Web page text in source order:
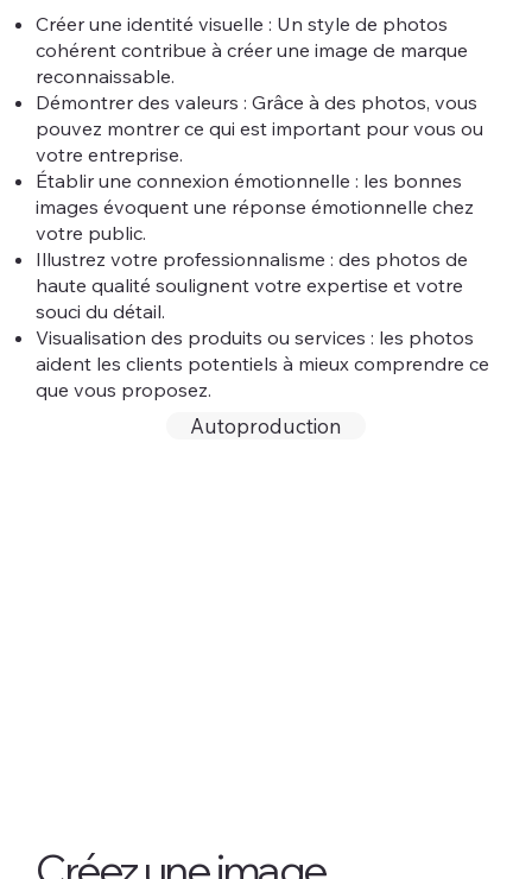
Créer une identité visuelle : Un style de photos
cohérent contribue à créer une image de marque
reconnaissable.
Démontrer des valeurs : Grâce à des photos, vous
pouvez montrer ce qui est important pour vous ou
votre entreprise.
Établir une connexion émotionnelle : les bonnes
images évoquent une réponse émotionnelle chez
votre public.
Illustrez votre professionnalisme : des photos de
haute qualité soulignent votre expertise et votre
souci du détail.
Visualisation des produits ou services : les photos
aident les clients potentiels à mieux comprendre ce
que vous proposez.
Autoproduction